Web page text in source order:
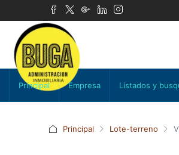
Principal Empresa Listados y
Principal Lote-terreno